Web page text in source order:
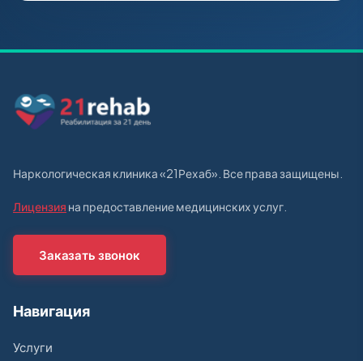
Наркологическая клиника «21Рехаб». Все права защищены.
Лицензия на предоставление медицинских услуг.
Заказать звонок
Навигация
Услуги